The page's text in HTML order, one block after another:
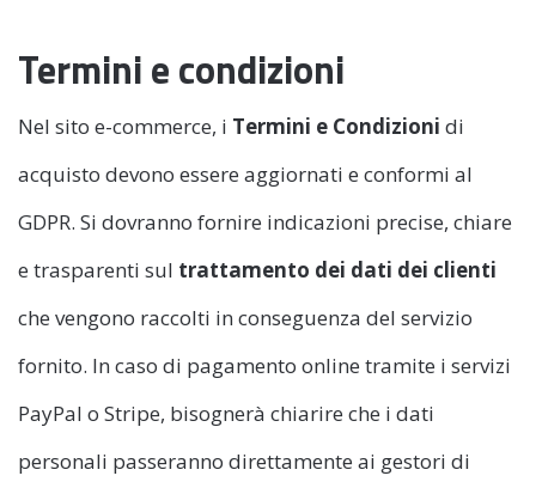
Termini e condizioni
Nel sito e-commerce, i Termini e Condizioni di
acquisto devono essere aggiornati e conformi al
GDPR. Si dovranno fornire indicazioni precise, chiare
e trasparenti sul trattamento dei dati dei clienti
che vengono raccolti in conseguenza del servizio
fornito. In caso di pagamento online tramite i servizi
PayPal o Stripe, bisognerà chiarire che i dati
personali passeranno direttamente ai gestori di